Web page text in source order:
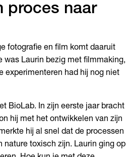
proces naar
fotografie en film komt daaruit
was Laurin bezig met filmmaking,
experimenteren had hij nog niet
BioLab. In zijn eerste jaar bracht
hij met het ontwikkelen van zijn
hij al snel dat de processen
nature toxisch zijn. Laurin ging op